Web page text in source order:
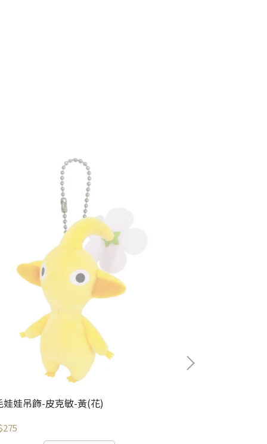
娃娃吊飾-皮克敏-黃(花)